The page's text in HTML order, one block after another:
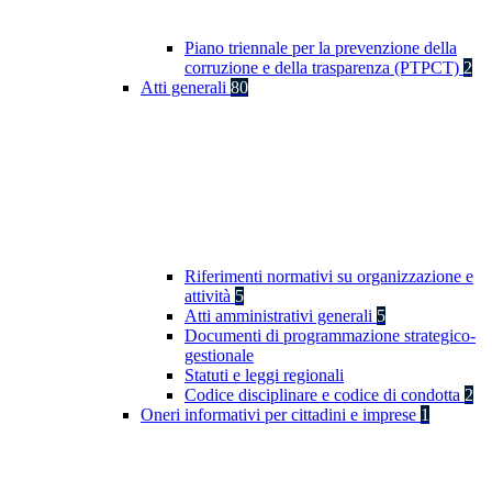
Piano triennale per la prevenzione della
corruzione e della trasparenza (PTPCT) 2
Atti generali 80
Riferimenti normativi su organizzazione e
attività 5
Atti amministrativi generali 5
Documenti di programmazione strategico-
gestionale
Statuti e leggi regionali
Codice disciplinare e codice di condotta 2
Oneri informativi per cittadini e imprese 1